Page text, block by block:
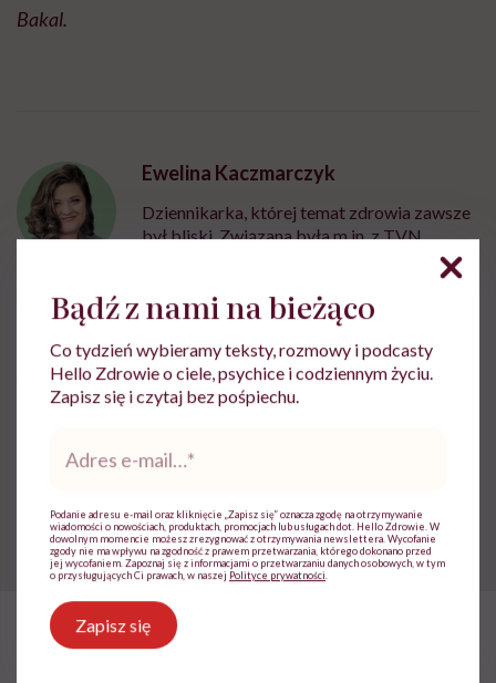
Bakal.
Ewelina Kaczmarczyk
Dziennikarka, której temat zdrowia zawsze
był bliski. Związana była m.in. z TVN,
Polską Agencją Prasową i Wirtualną Polską
Zobacz profil
Udostępnij
Powiązane tematy:
przeciwutleniacze
HelloZdrowie: Odżywianie
Bądź z nami na bieżąco
Co tydzień wybieramy teksty, rozmowy i podcasty
Hello Zdrowie o ciele, psychice i codziennym życiu.
Zapisz się i czytaj bez pośpiechu.
*
Podanie adresu e-mail oraz kliknięcie „Zapisz się” oznacza zgodę na otrzymywanie
wiadomości o nowościach, produktach, promocjach lub usługach dot. Hello Zdrowie. W
dowolnym momencie możesz zrezygnować z otrzymywania newslettera. Wycofanie
zgody nie ma wpływu na zgodność z prawem przetwarzania, którego dokonano przed
jej wycofaniem. Zapoznaj się z informacjami o przetwarzaniu danych osobowych, w tym
o przysługujących Ci prawach, w naszej Polityce prywatności
Zapisz się